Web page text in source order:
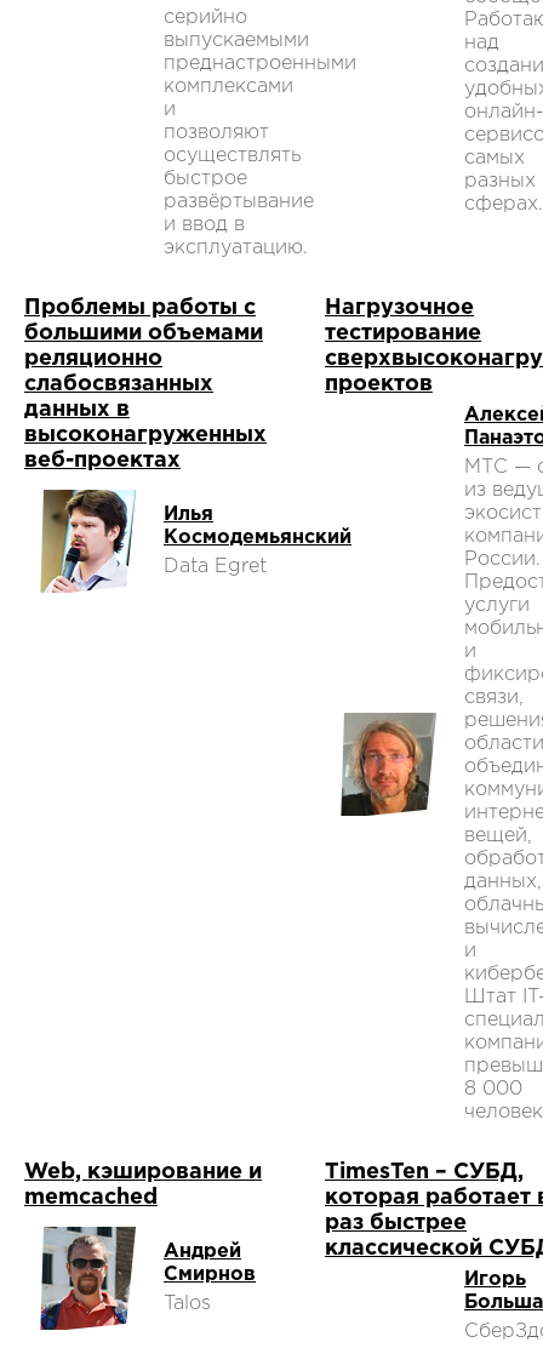
серийно
выпускаемыми
преднастроенными
комплексами
и
позволяют
осуществлять
быстрое
развёртывание
и ввод в
эксплуатацию.
над
онлайн-
самых
разных
сферах.
Проблемы работы с
большими объемами
реляционно
слабосвязанных
данных в
высоконагруженных
веб-проектах
Илья
Космодемьянский
Data Egret
Нагрузочное
тестирование
проектов
МТС —
из
России.
услуги
и
связи,
области
вещей,
данных,
и
Штат
8 000
Web, кэширование и
memcached
Андрей
Смирнов
Talos
TimesTen – СУБД,
которая работает
раз быстрее
классической
Игорь